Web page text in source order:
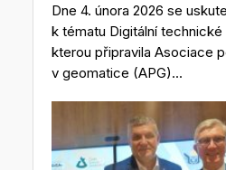
Dne 4. února 2026 se
k tématu Digitální technické
kterou připravila Asociace
v geomatice (APG)...